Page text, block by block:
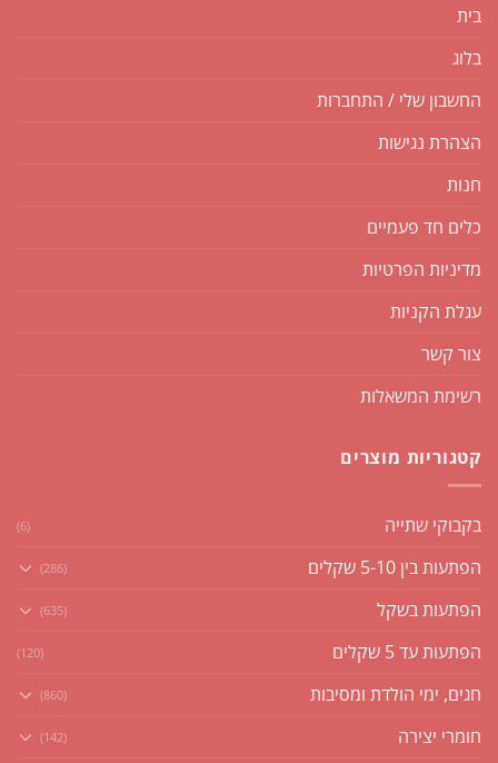
בית
בלוג
החשבון שלי / התחברות
הצהרת נגישות
חנות
כלים חד פעמיים
מדיניות הפרטיות
עגלת הקניות
צור קשר
רשימת המשאלות
קטגוריות מוצרים
בקבוקי שתייה (6)
הפתעות בין 5-10 שקלים (286)
הפתעות בשקל (635)
הפתעות עד 5 שקלים (120)
חגים, ימי הולדת ומסיבות (860)
חומרי יצירה (142)